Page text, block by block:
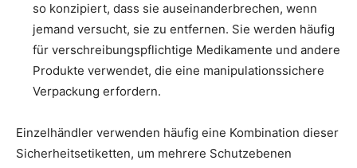
so konzipiert, dass sie auseinanderbrechen, wenn
jemand versucht, sie zu entfernen. Sie werden häufig
für verschreibungspflichtige Medikamente und andere
Produkte verwendet, die eine manipulationssichere
Verpackung erfordern.
Einzelhändler verwenden häufig eine Kombination dieser
Sicherheitsetiketten, um mehrere Schutzebenen